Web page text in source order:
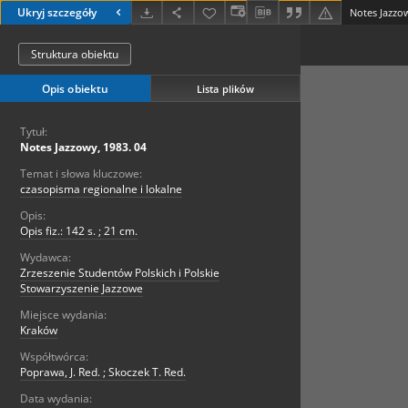
Ukryj szczegóły Notes
Struktura obiektu
Opis obiektu Lista plików
Tytuł:
Notes Jazzowy, 1983. 04
Temat i słowa kluczowe:
czasopisma regionalne i lokalne
Opis:
Opis fiz.: 142 s. ; 21 cm.
Wydawca:
Zrzeszenie Studentów Polskich i Polskie
Stowarzyszenie Jazzowe
Miejsce wydania:
Kraków
Współtwórca:
Poprawa, J. Red. ; Skoczek T. Red.
Data wydania: